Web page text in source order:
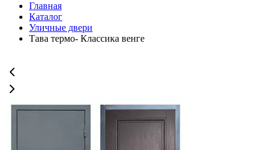
Главная
Каталог
Уличные двери
Тава термо- Классика венге